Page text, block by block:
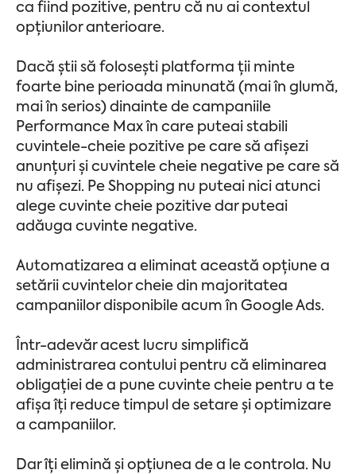
ca fiind pozitive, pentru că nu ai contextul
opțiunilor anterioare.
Dacă știi să folosești platforma ții minte
foarte bine perioada minunată (mai în glumă,
mai în serios) dinainte de campaniile
Performance Max în care puteai stabili
cuvintele-cheie pozitive pe care să afișezi
anunțuri și cuvintele cheie negative pe care să
nu afișezi. Pe Shopping nu puteai nici atunci
alege cuvinte cheie pozitive dar puteai
adăuga cuvinte negative.
Automatizarea a eliminat această opțiune a
setării cuvintelor cheie din majoritatea
campaniilor disponibile acum în Google Ads.
Într-adevăr acest lucru simplifică
administrarea contului pentru că eliminarea
obligației de a pune cuvinte cheie pentru a te
afișa îți reduce timpul de setare și optimizare
a campaniilor.
Dar îți elimină și opțiunea de a le controla. Nu